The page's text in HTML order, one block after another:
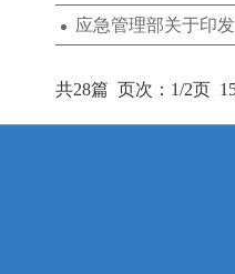
应急管理部关于印
共28篇 页次：1/2页